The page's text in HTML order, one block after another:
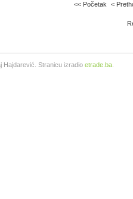
<< Početak <
Hajdarević. Stranicu izradio etrade.ba